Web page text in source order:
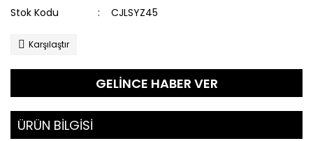
Stok Kodu
CJLSYZ45
Karşılaştır
GELİNCE HABER VER
ÜRÜN BİLGİSİ